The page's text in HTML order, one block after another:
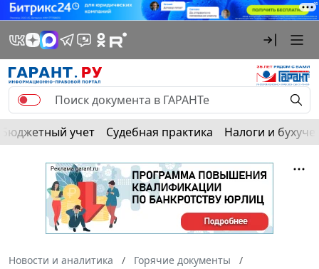
Бюджетный учет Судебная практика Налоги и
Новости и аналитика
Горячие документы